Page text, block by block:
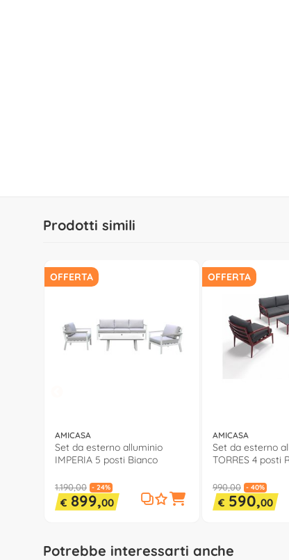
Prodotti simili
OFFERTA
AMICASA
Set da esterno alluminio
IMPERIA 5 posti Bianco
1.190,00 - 24%
€ 899,00
OFFERTA
AMICASA
Set da esterno
TORRES 4 posti
990,00 - 40%
€ 590,00
Potrebbe interessarti anche